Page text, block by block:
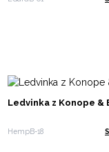
Ledvinka z Konope &
HempB-18